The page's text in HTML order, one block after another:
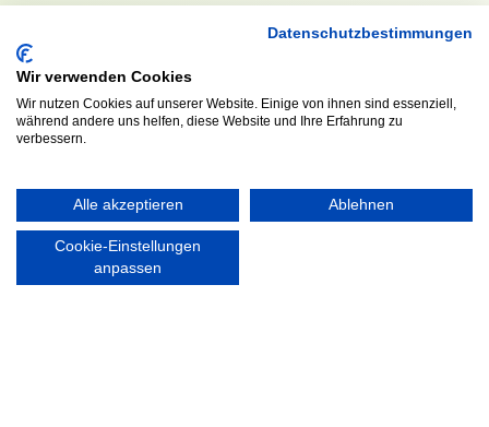
MEDIA VEREINSSHOP
RECHTLICHES
Impressum
Datenschutzerklärung
Datenschutzbestimmungen
Wir verwenden Cookies
Wir nutzen Cookies auf unserer Website. Einige von ihnen sind essenziell,
während andere uns helfen, diese Website und Ihre Erfahrung zu
verbessern.
Alle akzeptieren Ablehnen
Cookie-Einstellungen
anpassen